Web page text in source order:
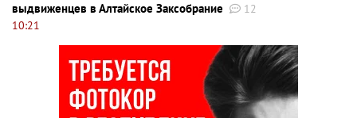
выдвиженцев в Алтайское Заксобрание
12
10:21